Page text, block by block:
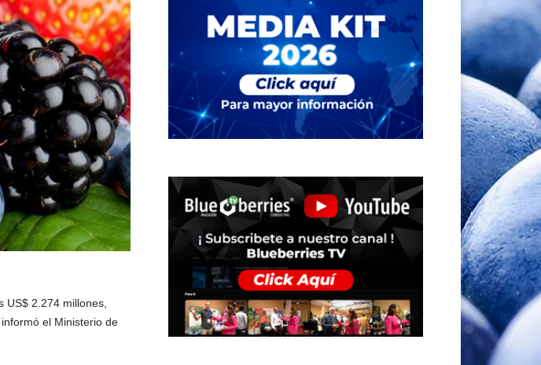
2.274 millones,
el Ministerio de